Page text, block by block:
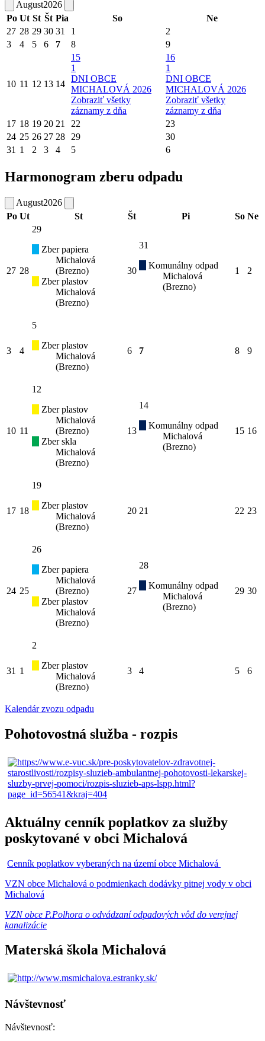
August2026
Po Ut St Št Pia So
Ne
27 28 29 30 31 1
2
3
4 5 6 7 8 9
10 11 12 13 14
15
1
DNI OBCE
MICHALOVÁ 2026
Zobraziť všetky
záznamy z dňa
16
1
DNI OBCE
MICHALOVÁ 2026
Zobraziť všetky
záznamy z dňa
17 18 19 20 21 22
23
24 25 26 27 28 29
30
31 1 2 3 4 5 6
Harmonogram zberu odpadu
August2026
Po Ut St Št Pi So Ne
27 28
29
Zber papiera
Michalová
(Brezno)
Zber plastov
Michalová
(Brezno)
30
31
Komunálny odpad
Michalová
(Brezno)
1 2
3 4
5
Zber plastov
Michalová
(Brezno)
6 7 8 9
10 11
12
Zber plastov
Michalová
(Brezno)
Zber skla
Michalová
(Brezno)
13
14
Komunálny odpad
Michalová
(Brezno)
15 16
17 18
19
Zber plastov
Michalová
(Brezno)
20 21 22 23
24 25
26
Zber papiera
Michalová
(Brezno)
Zber plastov
Michalová
(Brezno)
27
28
Komunálny odpad
Michalová
(Brezno)
29 30
31 1
2
Zber plastov
Michalová
(Brezno)
3 4 5 6
Kalendár zvozu odpadu
Pohotovostná služba - rozpis
Aktuálny cenník poplatkov za služby
poskytované v obci Michalová
Cenník poplatkov vyberaných na území obce Michalová
VZN obce Michalová o podmienkach dodávky pitnej vody v obci
Michalová
VZN obce P.Polhora o odvádzaní odpadových vôd do verejnej
kanalizácie
Materská škola Michalová
Návštevnosť
Návštevnosť: